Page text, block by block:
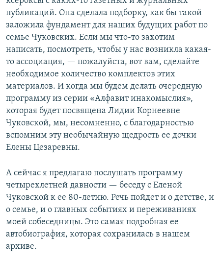
публикаций. Она сделала подборку, как бы такой
заложила фундамент для наших будущих работ по
семье Чуковских. Если мы что-то захотим
написать, посмотреть, чтобы у нас возникла какая-
то ассоциация, — пожалуйста, вот вам, сделайте
необходимое количество комплектов этих
материалов. И когда мы будем делать очередную
программу из серии «Алфавит инакомыслия»,
которая будет посвящена Лидии Корнеевне
Чуковской, мы, несомненно, с благодарностью
вспомним эту необычайную щедрость ее дочки
Елены Цезаревны.
А сейчас я предлагаю послушать программу
четырехлетней давности — беседу с Еленой
Чуковской к ее 80-летию. Речь пойдет и о детстве, и
о семье, и о главных событиях и переживаниях
моей собеседницы. Это самая подробная ее
автобиография, которая сохранилась в нашем
архиве.